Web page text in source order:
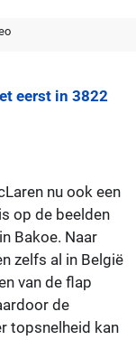
eerst in 3822
nu ook een
op de beelden
Bakoe. Naar
zelfs al in België
van de flap
de
topsnelheid kan